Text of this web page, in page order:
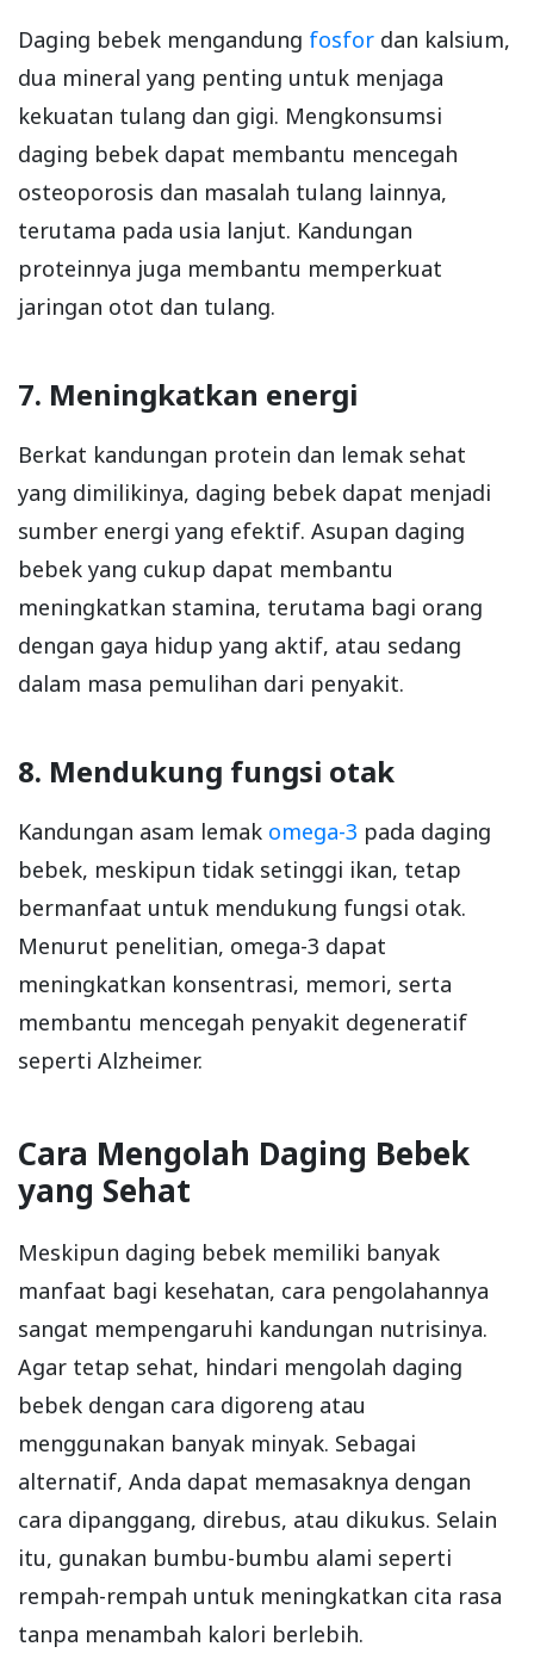
Daging bebek mengandung fosfor dan kalsium,
dua mineral yang penting untuk menjaga
kekuatan tulang dan gigi. Mengkonsumsi
daging bebek dapat membantu mencegah
osteoporosis dan masalah tulang lainnya,
terutama pada usia lanjut. Kandungan
proteinnya juga membantu memperkuat
jaringan otot dan tulang.
7. Meningkatkan energi
Berkat kandungan protein dan lemak sehat
yang dimilikinya, daging bebek dapat menjadi
sumber energi yang efektif. Asupan daging
bebek yang cukup dapat membantu
meningkatkan stamina, terutama bagi orang
dengan gaya hidup yang aktif, atau sedang
dalam masa pemulihan dari penyakit.
8. Mendukung fungsi otak
Kandungan asam lemak omega-3 pada daging
bebek, meskipun tidak setinggi ikan, tetap
bermanfaat untuk mendukung fungsi otak.
Menurut penelitian, omega-3 dapat
meningkatkan konsentrasi, memori, serta
membantu mencegah penyakit degeneratif
seperti Alzheimer.
Cara Mengolah Daging Bebek
yang Sehat
Meskipun daging bebek memiliki banyak
manfaat bagi kesehatan, cara pengolahannya
sangat mempengaruhi kandungan nutrisinya.
Agar tetap sehat, hindari mengolah daging
bebek dengan cara digoreng atau
menggunakan banyak minyak. Sebagai
alternatif, Anda dapat memasaknya dengan
cara dipanggang, direbus, atau dikukus. Selain
itu, gunakan bumbu-bumbu alami seperti
rempah-rempah untuk meningkatkan cita rasa
tanpa menambah kalori berlebih.